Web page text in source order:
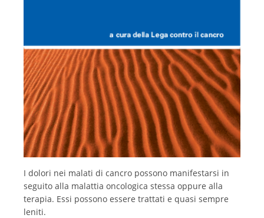
I dolori nei malati di cancro possono manifestarsi in
seguito alla malattia oncologica stessa oppure alla
terapia. Essi possono essere trattati e quasi sempre
leniti.